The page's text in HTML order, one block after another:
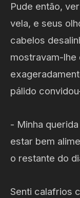
Pude então,
vela, e seus
cabelos
mostravam-lhe
pálido
- Minha
estar bem
o restante do
Senti calafrios